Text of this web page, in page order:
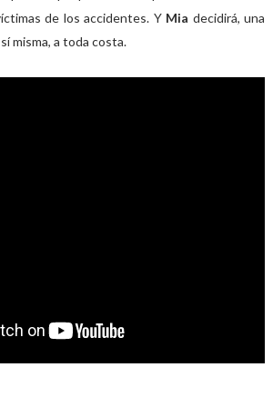
de los accidentes. Y Mia decidirá, una
misma, a toda costa.